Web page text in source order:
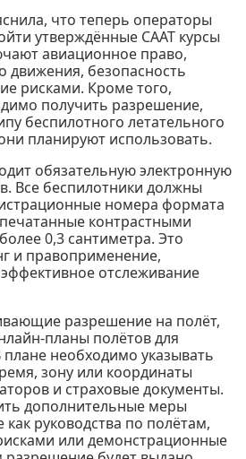
что теперь операторы
утверждённые CAAT курсы
авиационное право,
движения, безопасность
рисками. Кроме того,
получить разрешение,
беспилотного летательного
планируют использовать.
обязательную электронную
Все беспилотники должны
номера формата
контрастными
0,3 сантиметра. Это
и правоприменение,
отслеживание
разрешение на полёт,
планы полётов для
необходимо указывать
зону или координаты
и страховые документы.
дополнительные меры
как руководства по полётам,
или демонстрационные